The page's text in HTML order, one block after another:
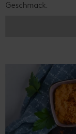
Geschmack.